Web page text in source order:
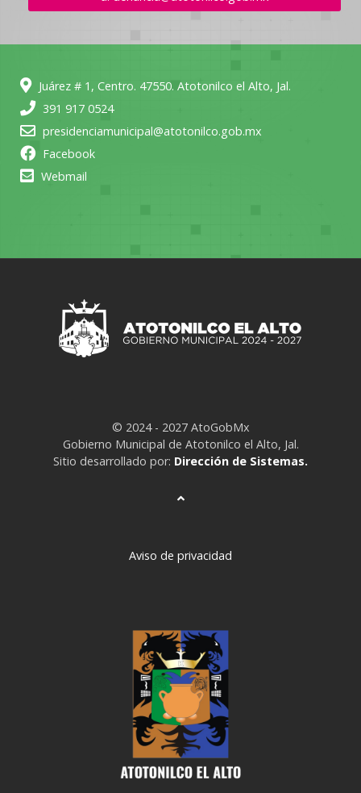
Juárez # 1, Centro. 47550. Atotonilco el Alto, Jal.
391 917 0524
presidenciamunicipal@atotonilco.gob.mx
Facebook
Webmail
© 2024 - 2027 AtoGobMx
Gobierno Municipal de Atotonilco el Alto, Jal.
Sitio desarrollado por: Dirección de Sistemas.
Aviso de privacidad